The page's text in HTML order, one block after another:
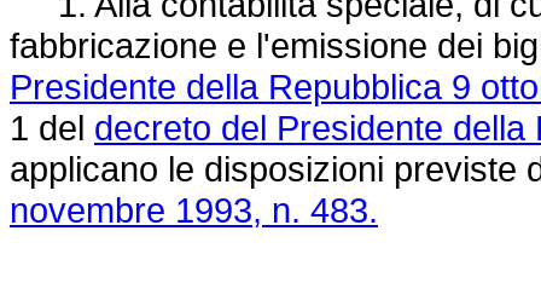
fabbricazione e l'emissione dei
Presidente della Repubblica 9
1 del decreto del Presidente
applicano le disposizioni previste
novembre 1993, n. 483.